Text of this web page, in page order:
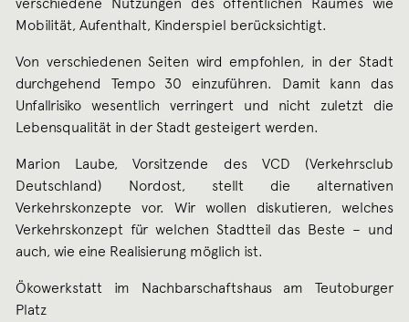
Mobilität, Aufenthalt, Kinderspiel berücksichtigt.
Von verschiedenen Seiten wird empfohlen, in der Stadt
durchgehend Tempo 30 einzuführen. Damit kann das
Unfallrisiko wesentlich verringert und nicht zuletzt die
Lebensqualität in der Stadt gesteigert werden.
Marion Laube, Vorsitzende des VCD (Verkehrsclub
Deutschland) Nordost, stellt die alternativen
Verkehrskonzepte vor. Wir wollen diskutieren, welches
Verkehrskonzept für welchen Stadtteil das Beste – und
auch, wie eine Realisierung möglich ist.
Ökowerkstatt im Nachbarschaftshaus am Teutoburger
Platz